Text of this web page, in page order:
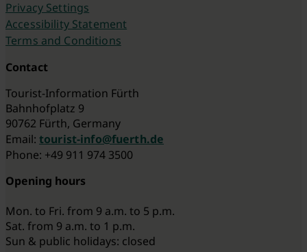
Privacy Settings
Accessibility Statement
Terms and Conditions
Contact
Tourist-Information Fürth
Bahnhofplatz 9
90762 Fürth, Germany
Email: tourist-info@fuerth.de
Phone: +49 911 974 3500
Opening hours
Mon. to Fri. from 9 a.m. to 5 p.m.
Sat. from 9 a.m. to 1 p.m.
Sun & public holidays: closed